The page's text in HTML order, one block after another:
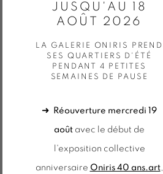
JUSQU'AU 18
AOÛT 2026
LA GALERIE ONIRIS PREND
SES QUARTIERS D'ÉTÉ
PENDANT 4 PETITES
SEMAINES DE PAUSE
➜ Réouverture mercredi 19
août avec le début de
l'exposition collective
anniversaire Oniris 40 ans.art,